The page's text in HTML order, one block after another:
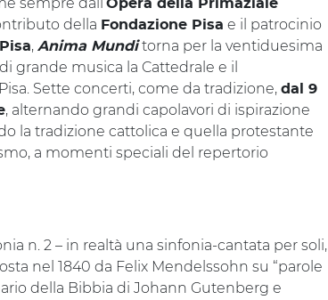
Opera della Primaziale
della Fondazione Pisa e il patrocinio
, Anima Munditorna per la ventiduesima
grande musica la Cattedrale e il
Sette concerti, come da tradizione, dal 9
, alternando grandi capolavori di ispirazione
la tradizione cattolica e quella protestante
a momenti speciali del repertorio
n. 2 – in realtà una sinfonia-cantata per soli,
nel 1840 da Felix Mendelssohn su “parole
della Bibbia di Johann Gutenberg e